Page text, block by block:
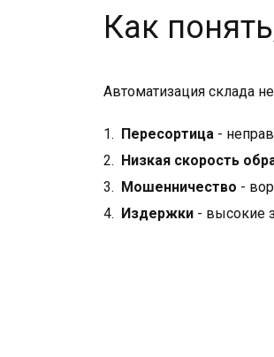
Как
Автоматизация склада
Пересортица -
Низкая скорость
Мошенничество -
Издержки - высокие